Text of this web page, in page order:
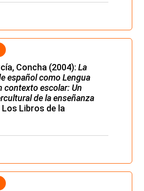
Concha (2004): La
español como Lengua
contexto escolar: Un
de la enseñanza
Los Libros de la